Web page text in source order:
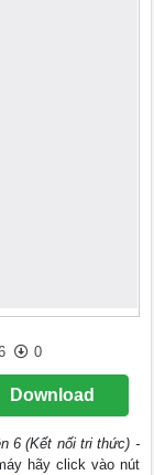
0
Download
6 (Kết nối tri thức) -
hãy click vào nút